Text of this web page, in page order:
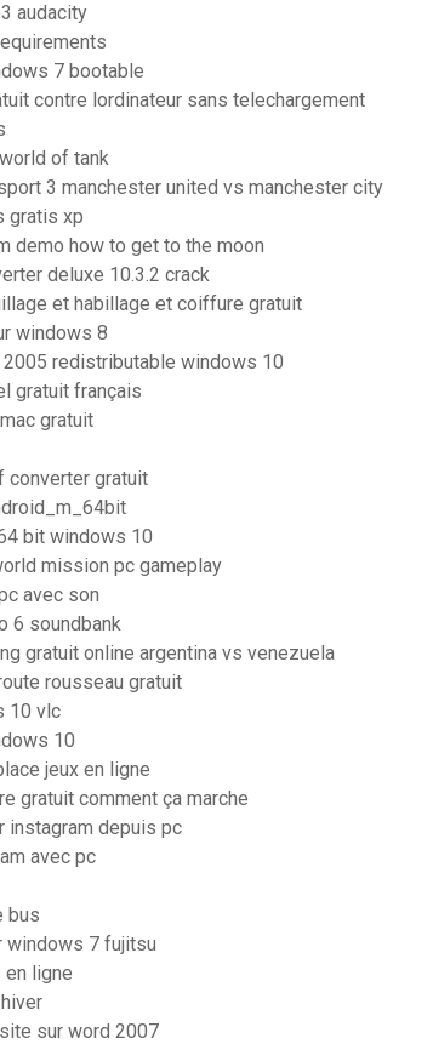
audacity
7 bootable
contre lordinateur sans telechargement
of tank
3 manchester united vs manchester city
gratis xp
demo how to get to the moon
deluxe 10.3.2 crack
et habillage et coiffure gratuit
windows 8
redistributable windows 10
gratuit français
gratuit
converter gratuit
bit windows 10
mission pc gameplay
avec son
6 soundbank
gratuit online argentina vs venezuela
rousseau gratuit
10 vlc
10
jeux en ligne
gratuit comment ça marche
instagram depuis pc
avec pc
bus
windows 7 fujitsu
en ligne
sur word 2007